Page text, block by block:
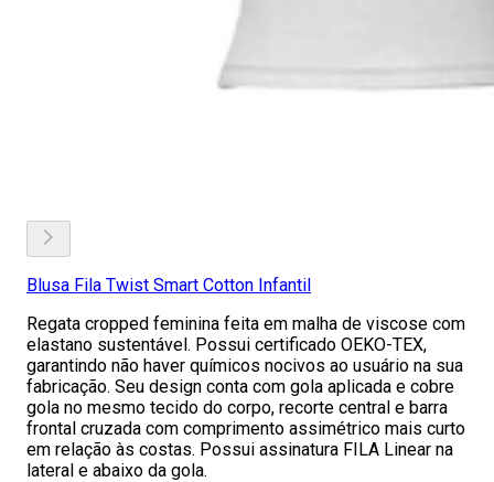
Blusa Fila Twist Smart Cotton Infantil
Regata cropped feminina feita em malha de viscose com
elastano sustentável. Possui certificado OEKO-TEX,
garantindo não haver químicos nocivos ao usuário na sua
fabricação. Seu design conta com gola aplicada e cobre
gola no mesmo tecido do corpo, recorte central e barra
frontal cruzada com comprimento assimétrico mais curto
em relação às costas. Possui assinatura FILA Linear na
lateral e abaixo da gola.